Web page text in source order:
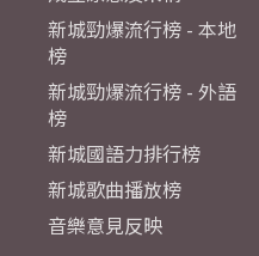
新城勁爆流行榜 - 本地
榜
新城勁爆流行榜 - 外語
榜
新城國語力排行榜
新城歌曲播放榜
音樂意見反映